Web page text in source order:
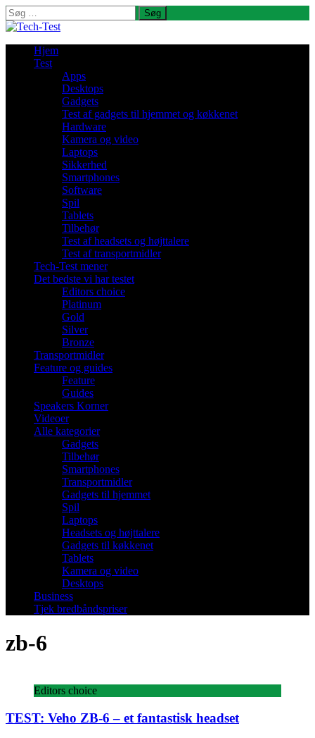
Søg
efter:
Hjem
Test
Apps
Desktops
Gadgets
Test af gadgets til hjemmet og køkkenet
Hardware
Kamera og video
Laptops
Sikkerhed
Smartphones
Software
Spil
Tablets
Tilbehør
Test af headsets og højttalere
Test af transportmidler
Tech-Test mener
Det bedste vi har testet
Editors choice
Platinum
Gold
Silver
Bronze
Transportmidler
Feature og guides
Feature
Guides
Speakers Korner
Videoer
Alle kategorier
Gadgets
Tilbehør
Smartphones
Transportmidler
Gadgets til hjemmet
Spil
Laptops
Headsets og højttalere
Gadgets til køkkenet
Tablets
Kamera og video
Desktops
Business
Tjek bredbåndspriser
zb-6
Editors choice
TEST: Veho ZB-6 – et fantastisk headset